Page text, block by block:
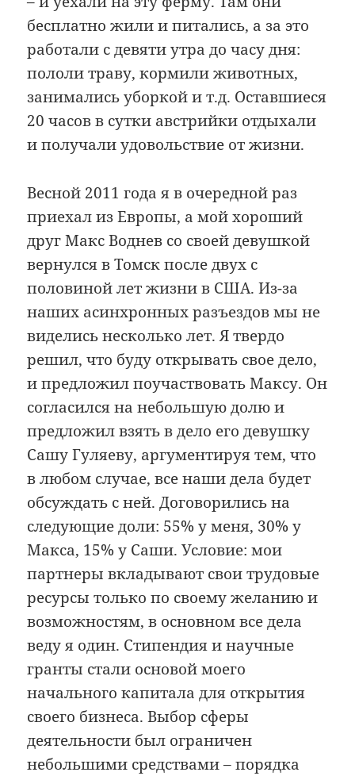
бесплатно жили и питались, а за это
работали с девяти утра до часу дня:
пололи траву, кормили животных,
занимались уборкой и т.д. Оставшиеся
20 часов в сутки австрийки отдыхали
и получали удовольствие от жизни.
Весной 2011 года я в очередной раз
приехал из Европы, а мой хороший
друг Макс Воднев со своей девушкой
вернулся в Томск после двух с
половиной лет жизни в США. Из-за
наших асинхронных разъездов мы не
виделись несколько лет. Я твердо
решил, что буду открывать свое дело,
и предложил поучаствовать Максу. Он
согласился на небольшую долю и
предложил взять в дело его девушку
Сашу Гуляеву, аргументируя тем, что
в любом случае, все наши дела будет
обсуждать с ней. Договорились на
следующие доли: 55% у меня, 30% у
Макса, 15% у Саши. Условие: мои
партнеры вкладывают свои трудовые
ресурсы только по своему желанию и
возможностям, в основном все дела
веду я один. Стипендия и научные
гранты стали основой моего
начального капитала для открытия
своего бизнеса. Выбор сферы
деятельности был ограничен
небольшими средствами – порядка